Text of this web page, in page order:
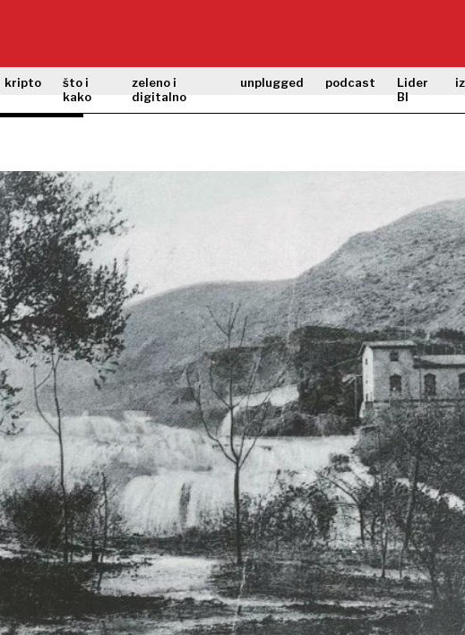
kripto
što i
kako
zeleno i
digitalno
unplugged podcast
Lider
BI